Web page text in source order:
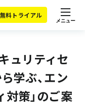
無料トライアル
メニュー
ュリティセ
学ぶ、エン
策」のご案